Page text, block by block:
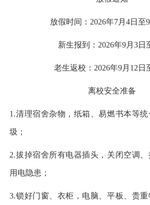
放假时间：2026年7月4日至
新生报到：2026年9月3日
老生返校：2026年9月12日
离校安全准备
1.清理宿舍杂物，纸箱、易燃书本等
圾；
2.拔掉宿舍所有电器插头，关闭空调
用电隐患；
3.锁好门窗、衣柜，电脑、平板、贵